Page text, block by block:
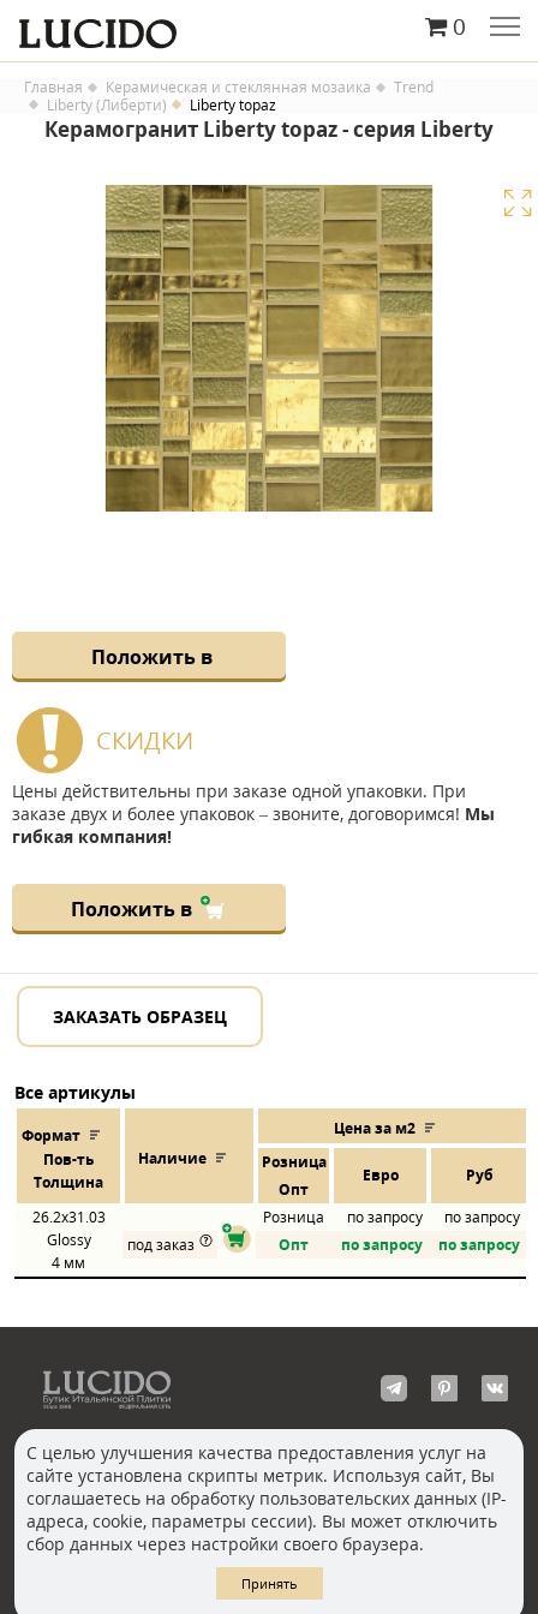
0
Главная Керамическая и стеклянная мозаика
Trend
Liberty (Либерти)
Liberty topaz
Керамогранит Liberty topaz - серия Liberty
Положить в
СКИДКИ
Цены действительны при заказе одной упаковки. При
заказе двух и более упаковок – звоните, договоримся! Мы
гибкая компания!
Положить в
ЗАКАЗАТЬ ОБРАЗЕЦ
Все артикулы
Формат
Пов-ть
Толщина
Наличие
Цена за м2
Розница
Евро Руб
Опт
26.2x31.03
Glossy
4 мм
Розница по запросу
по запросу
под заказ
Опт по запросу по запросу
КОНТАКТЫ
Москва, Пречистенка
Волгоград
Екатеринбург
Казань
Новосибирск
Санкт-Петербург
С целью улучшения качества предоставления услуг на
сайте установлена скрипты метрик. Используя сайт, Вы
соглашаетесь на обработку пользовательских данных (IP-
адреса, cookie, параметры сессии). Вы может отключить
сбор данных через настройки своего браузера.
Принять